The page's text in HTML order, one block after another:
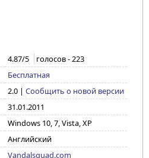
4.87/5 голосов -223
Бесплатная
2.0| Сообщить о новой версии
31.01.2011
Windows 10, 7, Vista, XP
Английский
Vandalsquad.com